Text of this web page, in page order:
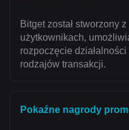
Bitget został stworzony
użytkownikach,
rozpoczęcie
rodzajów transakcji.
Pokaźne nagrody